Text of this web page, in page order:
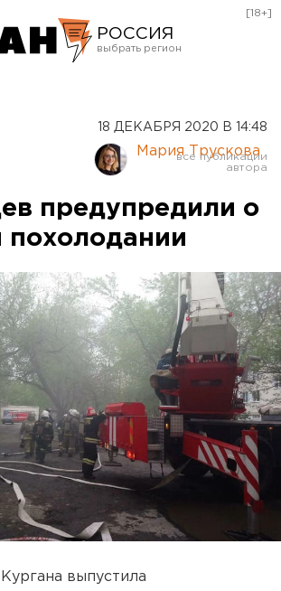
РОССИЯ
Курган
Оренбург
[18+]
18 ДЕКАБРЯ 2020 В 14:48
Мария Трускова
предупредили о
похолодании
выпустила